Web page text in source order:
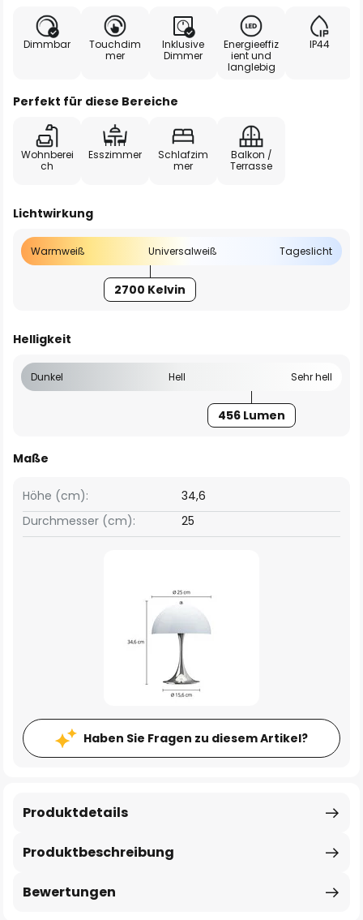
Dimmbar
Touchdim
mer
Inklusive
Dimmer
Energieeffiz
ient und
langlebig
IP44
Perfekt für diese Bereiche
Wohnberei
ch
Esszimmer
Schlafzim
mer
Balkon /
Terrasse
Lichtwirkung
Warmweiß Universalweiß Tageslicht
2700 Kelvin
Helligkeit
Dunkel Hell Sehr hell
456 Lumen
Maße
Höhe (cm):
34,6
Durchmesser (cm):
25
Haben Sie Fragen zu diesem Artikel?
Produktbeschreibung
Produktdetails
Bewertungen